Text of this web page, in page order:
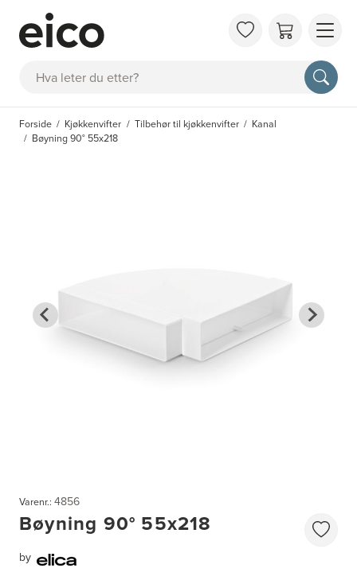
Søk
OM
FAQ
Forside Kjøkkenvifter Tilbehør til kjøkkenvifter
Kanal
Bøyning 90° 55x218
Varenr.: 4856
Bøyning 90° 55x218
by